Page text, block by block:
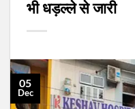
भी धड़ल्ले से जारी
05
Dec